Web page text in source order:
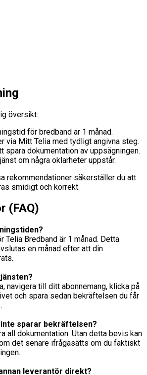
översikt:
för bredband är 1 månad.
via Mitt Telia med tydligt angivna steg.
spara dokumentation av uppsägningen.
om några oklarheter uppstår.
rekommendationer säkerställer du att
smidigt och korrekt.
(FAQ)
Telia Bredband är 1 månad. Detta
en månad efter att din
navigera till ditt abonnemang, klicka på
och spara sedan bekräftelsen du får
sparar bekräftelsen?
all dokumentation. Utan detta bevis kan
det senare ifrågasätts om du faktiskt
leverantör direkt?